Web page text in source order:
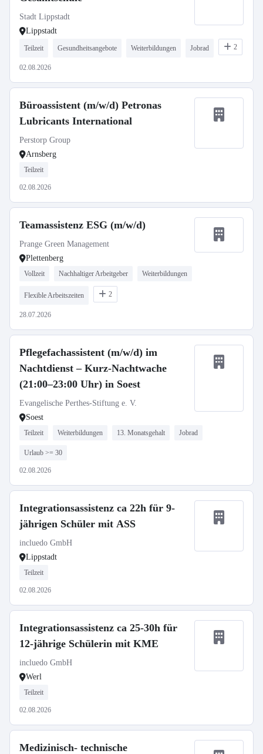
Stadt Lippstadt
Lippstadt
Teilzeit Gesundheitsangebote Weiterbildungen Jobrad 2
02.08.2026
Büroassistent (m/w/d) Petronas
Lubricants International
Perstorp Group
Arnsberg
Teilzeit
02.08.2026
Teamassistenz ESG (m/w/d)
Prange Green Management
Plettenberg
Vollzeit Nachhaltiger Arbeitgeber Weiterbildungen
Flexible Arbeitszeiten 2
28.07.2026
Pflegefachassistent (m/w/d) im
Nachtdienst – Kurz-Nachtwache
(21:00–23:00 Uhr) in Soest
Evangelische Perthes-Stiftung e. V.
Soest
Teilzeit Weiterbildungen 13. Monatsgehalt Jobrad
Urlaub >= 30
02.08.2026
Integrationsassistenz ca 22h für 9-
jährigen Schüler mit ASS
incluedo GmbH
Lippstadt
Teilzeit
02.08.2026
Integrationsassistenz ca 25-30h für
12-jährige Schülerin mit KME
incluedo GmbH
Werl
Teilzeit
02.08.2026
Medizinisch- technische